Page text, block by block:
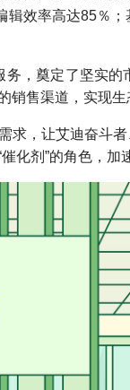
效率高达85％
，奠定了坚实
售渠道，实现生
求，让艾迪奋斗
剂”的角色，加